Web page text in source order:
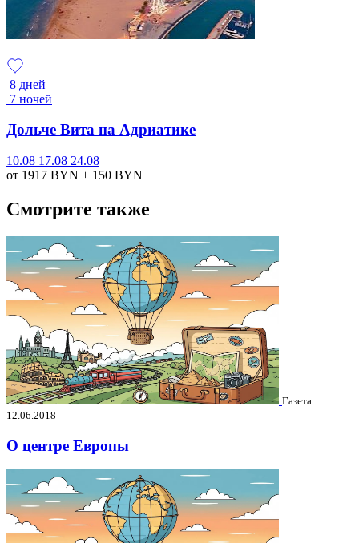
8 дней
7 ночей
Дольче Вита на Адриатике
10.08 17.08 24.08
от 1917 BYN + 150 BYN
Смотрите также
Газета
12.06.2018
О центре Европы